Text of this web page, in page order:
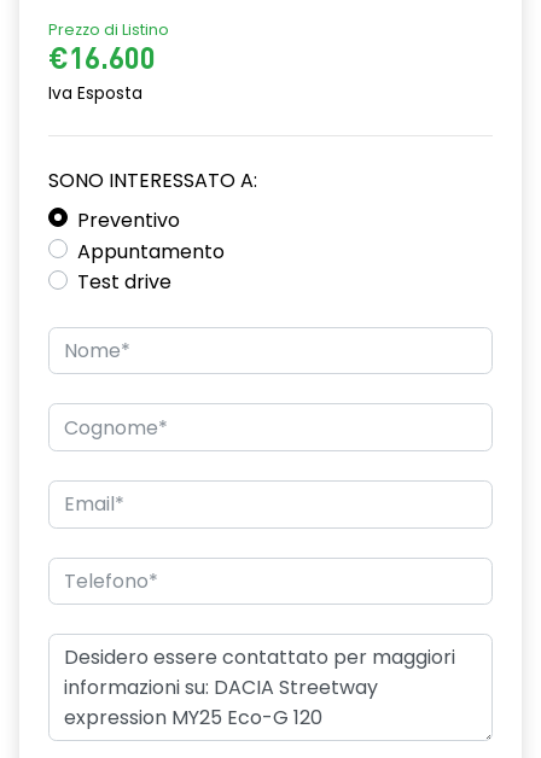
Prezzo di Listino
€16.600
Iva Esposta
SONO INTERESSATO A:
Preventivo
Appuntamento
Test drive